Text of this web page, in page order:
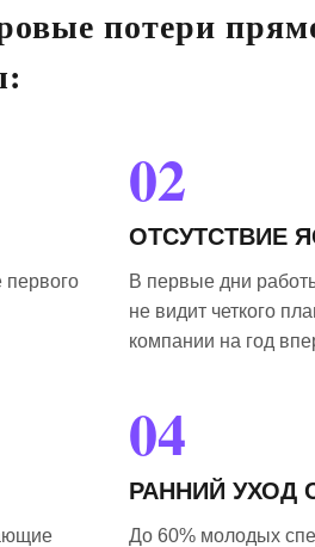
потери
первого
02
ОТСУТСТВИЕ
В первые дни
не видит четкого
компании на год
04
РАННИЙ УХОД
До 60% молодых